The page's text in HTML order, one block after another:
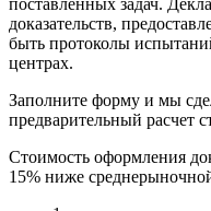
доказательств,
быть протоколы
центрах.
Заполните форму и мы
предварительный расчет
Стоимость оформления
15% ниже